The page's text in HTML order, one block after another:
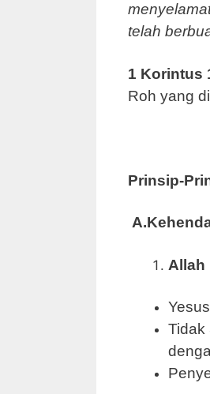
telah
1 Korintus
Roh yang
Prinsip-
A.
Allah
Tidak